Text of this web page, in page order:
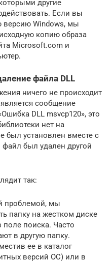
другие
Если вы
версию Windows, мы
копию образа
Microsoft.com и
файла DLL
ничего не происходит
сообщение
DLL msvcp120», это
нет на
был установлен вместе с
был удален другой
так:
проблемой, мы
папку на жестком диске
поиска. Часто
в другую папку.
ее в каталог
версий ОС) или в